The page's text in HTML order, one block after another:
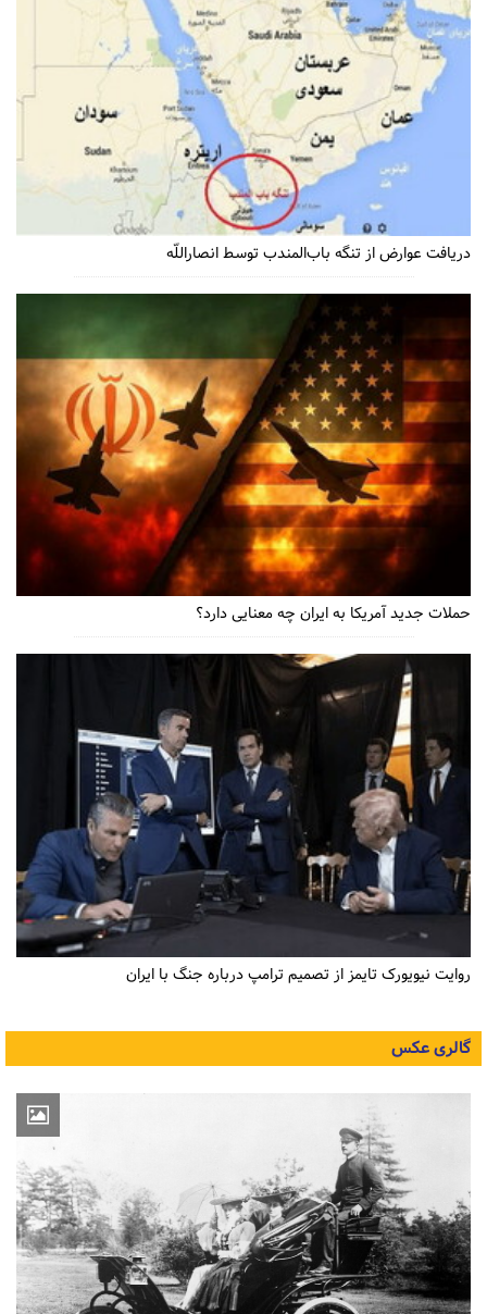
دریافت عوارض از تنگه باب‌المندب توسط انصاراللّه
حملات جدید آمریکا به ایران چه معنایی دارد؟
روایت نیویورک تایمز از تصمیم ترامپ درباره جنگ با ایران
گالری عکس